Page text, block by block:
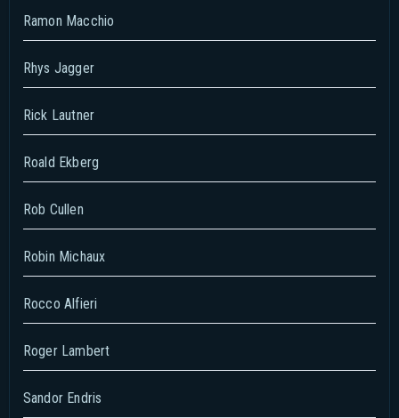
Ramon Macchio
Rhys Jagger
Rick Lautner
Roald Ekberg
Rob Cullen
Robin Michaux
Rocco Alfieri
Roger Lambert
Sandor Endris